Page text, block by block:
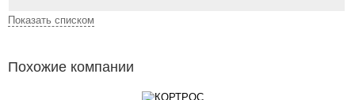
Показать списком
Похожие компании